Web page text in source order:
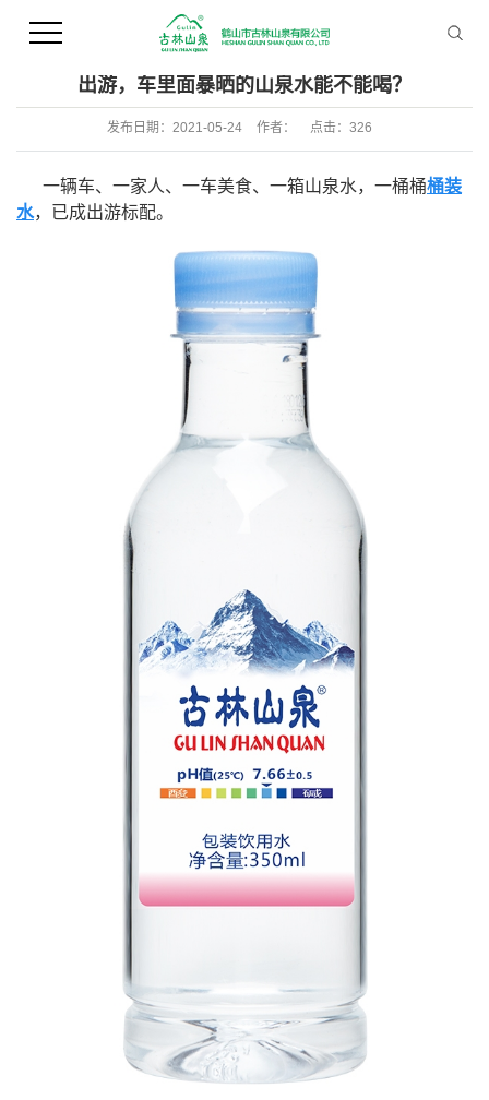
您当前的位置 ： 首 页>>新闻资讯>>行业新闻
出游，车里面暴晒的山泉水能不能喝？
发布日期： 2021-05-24 作者： 点击： 326
一辆车、一家人、一车美食、一箱山泉水，一桶桶桶装
水，已成出游标配。